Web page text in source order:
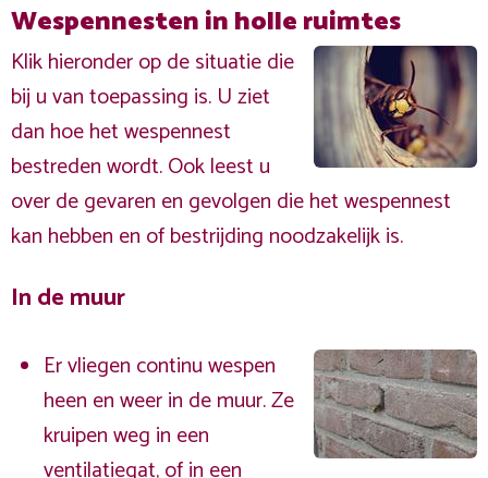
Wespennesten in holle ruimtes
Klik hieronder op de situatie die
bij u van toepassing is. U ziet
dan hoe het wespennest
bestreden wordt. Ook leest u
over de gevaren en gevolgen die het wespennest
kan hebben en of bestrijding noodzakelijk is.
In de muur
Er vliegen continu wespen
heen en weer in de muur. Ze
kruipen weg in een